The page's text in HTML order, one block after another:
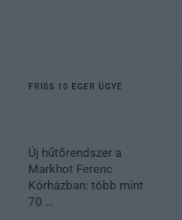
FRISS 10 EGER ÜGYE
Új hűtőrendszer a
Markhot Ferenc
Kórházban: több mint
70 ...